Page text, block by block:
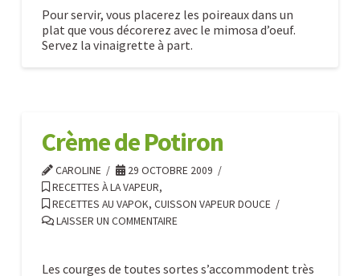
Pour servir, vous placerez les poireaux dans un
plat que vous décorerez avec le mimosa d’oeuf.
Servez la vinaigrette à part.
Poireaux
mimosas
Crème de Potiron
CAROLINE
29 OCTOBRE 2009
RECETTES À LA VAPEUR,
RECETTES AU VAPOK, CUISSON VAPEUR DOUCE
LAISSER UN COMMENTAIRE
Les courges de toutes sortes s’accommodent très